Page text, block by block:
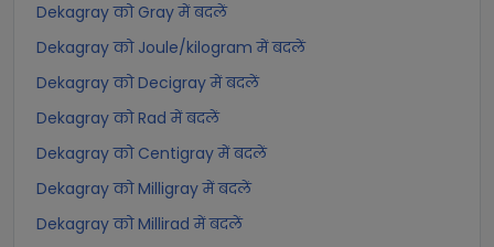
Dekagray को Gray में बदलें
Dekagray को Joule/kilogram में बदलें
Dekagray को Decigray में बदलें
Dekagray को Rad में बदलें
Dekagray को Centigray में बदलें
Dekagray को Milligray में बदलें
Dekagray को Millirad में बदलें